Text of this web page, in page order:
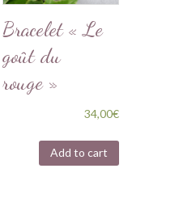
Bracelet « Le
goût du
rouge »
34,00€
Add to cart